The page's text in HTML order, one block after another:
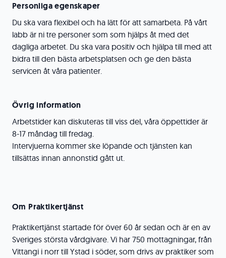
Personliga egenskaper
Du ska vara flexibel och ha lätt för att samarbeta. På vårt
labb är ni tre personer som som hjälps åt med det
dagliga arbetet. Du ska vara positiv och hjälpa till med att
bidra till den bästa arbetsplatsen och ge den bästa
servicen åt våra patienter.
Övrig information
Arbetstider kan diskuteras till viss del, våra öppettider är
8-17 måndag till fredag.
Intervjuerna kommer ske löpande och tjänsten kan
tillsättas innan annonstid gått ut.
Om Praktikertjänst
Praktikertjänst startade för över 60 år sedan och är en av
Sveriges största vårdgivare. Vi har 750 mottagningar, från
Vittangi i norr till Ystad i söder, som drivs av praktiker som